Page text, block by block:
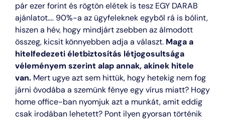
pár ezer forint és rögtön elétek is tesz EGY DARAB
ajánlatot…. 90%-a az ügyfeleknek egyből rá is bólint,
hiszen a hév, hogy mindjárt zsebben az álmodott
összeg, kicsit könnyebben adja a választ. Maga a
hitelfedezeti életbiztosítás létjogosultsága
véleményem szerint alap annak, akinek hitele
van. Mert ugye azt sem hittük, hogy hetekig nem fog
járni óvodába a szemünk fénye egy vírus miatt? Hogy
home office-ban nyomjuk azt a munkát, amit eddig
csak irodában lehetett? Pont ilyen gyorsan történik